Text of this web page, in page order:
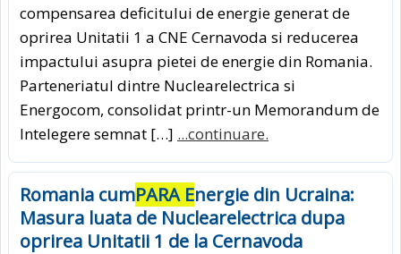
compensarea deficitului de energie generat de
oprirea Unitatii 1 a CNE Cernavoda si reducerea
impactului asupra pietei de energie din Romania.
Parteneriatul dintre Nuclearelectrica si
Energocom, consolidat printr-un Memorandum de
Intelegere semnat […] ...continuare.
Romania cumPARA Energie din Ucraina:
Masura luata de Nuclearelectrica dupa
oprirea Unitatii 1 de la Cernavoda